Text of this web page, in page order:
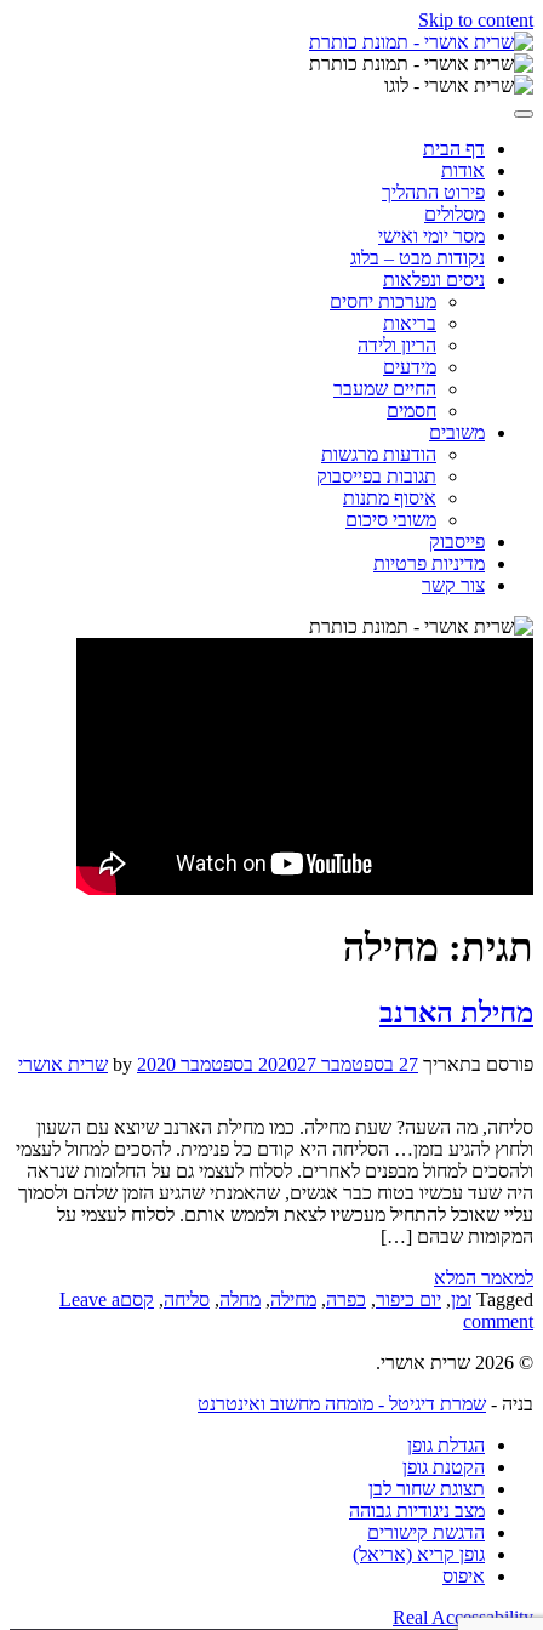
Skip to content
דף הבית
אודות
פירוט התהליך
מסלולים
מסר יומי ואישי
נקודות מבט – בלוג
ניסים ונפלאות
מערכות יחסים
בריאות
הריון ולידה
מידעים
החיים שמעבר
חסמים
משובים
הודעות מרגשות
תגובות בפייסבוק
איסוף מתנות
משובי סיכום
פייסבוק
מדיניות פרטיות
צור קשר
תגית: מחילה
מחילת הארנב
פורסם בתאריך 27 בספטמבר 2020 27 בספטמבר 2020 שרית אושרי
סליחה, מה השעה? שעת מחילה. כמו מחילת הארנב שיוצא עם השעון
ולחוץ להגיע בזמן… הסליחה היא קודם כל פנימית. להסכים למחול לעצמי
ולהסכים למחול מבפנים לאחרים. לסלוח לעצמי גם על החלומות שנראה
היה שעד עכשיו בטוח כבר אגשים, שהאמנתי שהגיע הזמן שלהם ולסמוך
עליי שאוכל להתחיל מעכשיו לצאת ולממש אותם. לסלוח לעצמי על
המקומות שבהם […]
למאמר המלא
Tagged זמן, יום כיפור, כפרה, מחילה, מחלה, סליחה, קסםLeave a
comment
© 2026 שרית אושרי.
בניה - שמרת דיגיטל - מומחה מחשוב ואינטרנט
הגדלת גופן
הקטנת גופן
תצוגת שחור לבן
מצב ניגודיות גבוהה
הדגשת קישורים
גופן קריא (אריאל)
איפוס
Real Accessability